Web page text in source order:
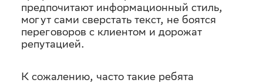
предпочитают информационный стиль,
могут сами сверстать текст, не боятся
переговоров с клиентом и дорожат
репутацией.
К сожалению, часто такие ребята